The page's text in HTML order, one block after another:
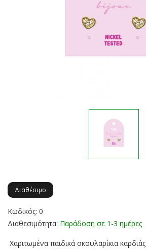
Διαθέσιμο
Κωδικός: 0
Διαθεσιμότητα: Παράδοση σε 1-3 ημέρες
Χαριτωμένα παιδικά σκουλαρίκια καρδιάς